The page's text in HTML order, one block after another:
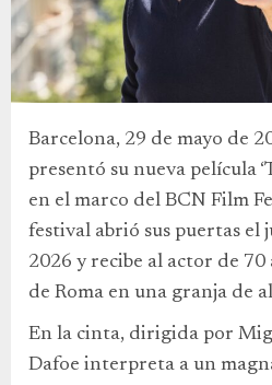
Barcelona, 29 de mayo de
presentó su nueva película
en el marco del BCN Film
festival abrió sus puertas el
2026 y recibe al actor de 70
de Roma en una granja de
En la cinta, dirigida por
Dafoe interpreta a un